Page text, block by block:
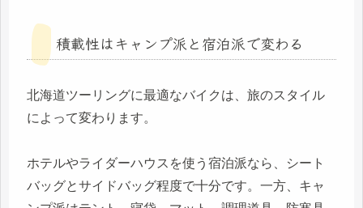
積載性はキャンプ派と宿泊派で変わる
北海道ツーリングに最適なバイクは、旅のスタイル
によって変わります。
ホテルやライダーハウスを使う宿泊派なら、シート
バッグとサイドバッグ程度で十分です。一方、キャ